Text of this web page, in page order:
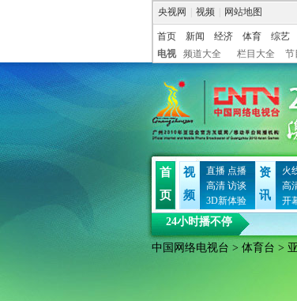
央视网 视频 网站地图
首页 新闻 经济 体育 综艺
电视
频道大全 栏目大全 节
首
页
视
频
直播 点播
高清 访谈
3D新体验
资
讯
火
高
开
24小时播不停
中国网络电视台 > 体育台 >